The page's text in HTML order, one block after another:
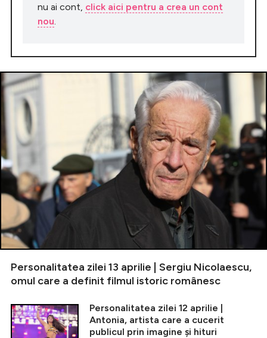
nu ai cont, click aici pentru a crea un cont
nou.
Personalitatea zilei 13 aprilie | Sergiu Nicolaescu,
omul care a definit filmul istoric românesc
Personalitatea zilei 12 aprilie |
Antonia, artista care a cucerit
publicul prin imagine și hituri